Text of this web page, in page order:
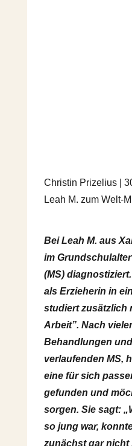
Christin Prizelius |
Leah M. zum Welt-
Bei Leah M. aus
im
(MS)
als Erzieherin in
studiert zusätzlich
Arbeit”. Nach
Behandlungen
verlaufenden MS,
eine für sich
gefunden und
sorgen. Sie sagt:
so jung war,
zunächst gar nicht